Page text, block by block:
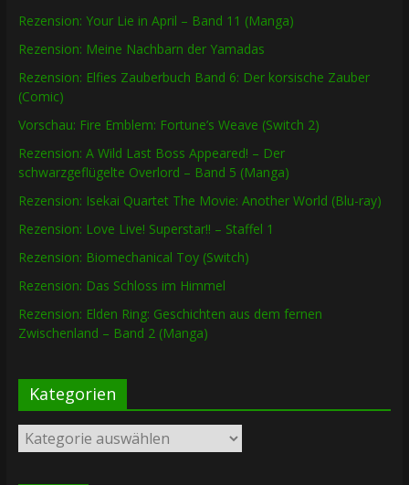
Rezension: Your Lie in April – Band 11 (Manga)
Rezension: Meine Nachbarn der Yamadas
Rezension: Elfies Zauberbuch Band 6: Der korsische Zauber
(Comic)
Vorschau: Fire Emblem: Fortune’s Weave (Switch 2)
Rezension: A Wild Last Boss Appeared! – Der
schwarzgeflügelte Overlord – Band 5 (Manga)
Rezension: Isekai Quartet The Movie: Another World (Blu-ray)
Rezension: Love Live! Superstar!! – Staffel 1
Rezension: Biomechanical Toy (Switch)
Rezension: Das Schloss im Himmel
Rezension: Elden Ring: Geschichten aus dem fernen
Zwischenland – Band 2 (Manga)
Kategorien
Kategorien